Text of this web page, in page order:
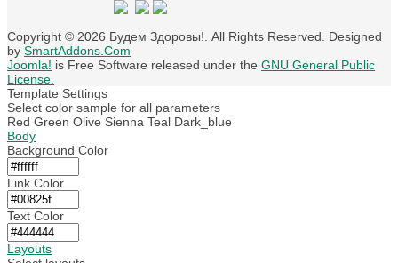
Copyright © 2026 Будем Здоровы!. All Rights Reserved. Designed
by SmartAddons.Com
Joomla! is Free Software released under the GNU General Public
License.
Template Settings
Select color sample for all parameters
Red Green Olive Sienna Teal Dark_blue
Body
Background Color
Link Color
Text Color
Layouts